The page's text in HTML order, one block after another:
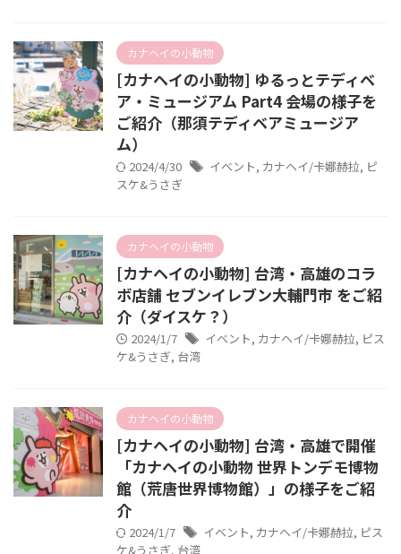
カナヘイの小動物
[カナヘイの小動物] ゆるっとテディベ
ア・ミュージアム Part4 会場の様子を
ご紹介（那須テディベアミュージア
ム）
2024/4/30 イベント, カナヘイ/卡娜赫拉, ピ
スケ&うさぎ
カナヘイの小動物
[カナヘイの小動物] 台湾・高雄のコラ
ボ店舗 セブンイレブン大輔門市 をご紹
介（ダイスケ？）
2024/1/7 イベント, カナヘイ/卡娜赫拉, ピス
ケ&うさぎ, 台湾
カナヘイの小動物
[カナヘイの小動物] 台湾・高雄で開催
「カナヘイの小動物 世界トンデモ博物
館（荒唐世界博物館）」の様子をご紹
介
2024/1/7 イベント, カナヘイ/卡娜赫拉, ピス
ケ&うさぎ, 台湾